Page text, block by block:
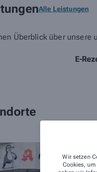
Wir setzen
Cookies,
Alle Leistungen
Überblick über
E-